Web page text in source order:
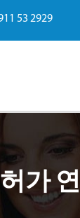
53 2929
가